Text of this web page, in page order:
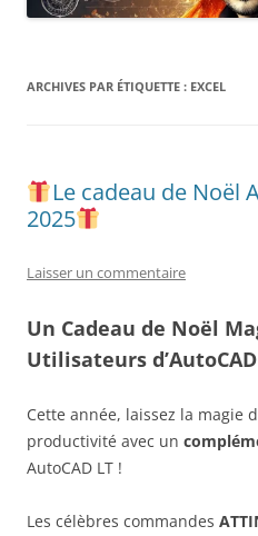
ARCHIVES PAR ÉTIQUETTE : EXCEL
Le cadeau de Noël
2025
Laisser un commentaire
Un Cadeau de Noël
Utilisateurs d’AutoCAD
Cette année, laissez la magie
productivité avec un
AutoCAD LT !
Les célèbres commandes